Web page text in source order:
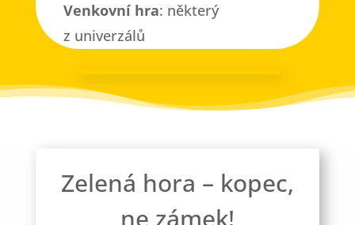
Venkovní hra: některý
z univerzálů
Zelená hora – kopec,